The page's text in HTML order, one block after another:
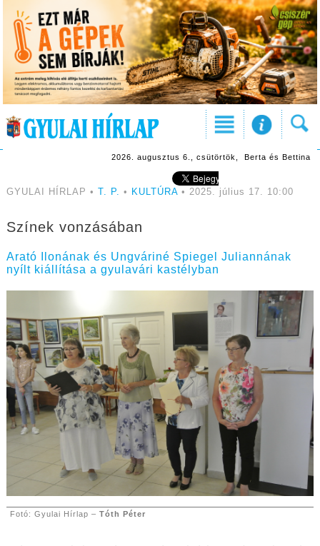
2026. augusztus 6., csütörtök, Berta és Bettina
GYULAI HÍRLAP • T. P. • KULTÚRA• 2025. július 17. 10:00
Színek vonzásában
Arató Ilonának és Ungváriné Spiegel Juliannának
nyílt kiállítása a gyulavári kastélyban
Fotó: Gyulai Hírlap – Tóth Péter